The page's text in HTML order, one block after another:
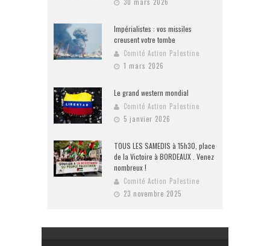
Impérialistes : vos missiles
creusent votre tombe
Comité Action Palestine
1 mars 2026
Le grand western mondial
Comité Action Palestine
5 janvier 2026
TOUS LES SAMEDIS à 15h30, place
de la Victoire à BORDEAUX . Venez
nombreux !
Comité Action Palestine
23 novembre 2025